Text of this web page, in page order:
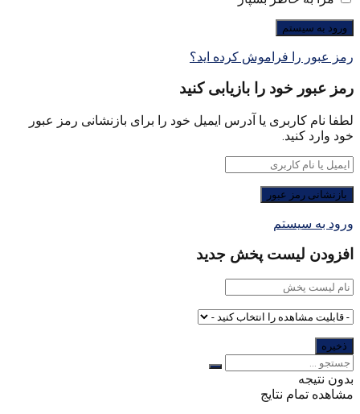
رمز عبور را فراموش کرده اید؟
رمز عبور خود را بازیابی کنید
لطفا نام کاربری یا آدرس ایمیل خود را برای بازنشانی رمز عبور
خود وارد کنید.
ورود به سیستم
افزودن لیست پخش جدید
بدون نتیجه
مشاهده تمام نتایج